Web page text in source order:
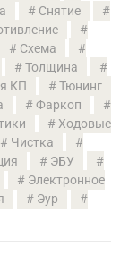
Снятие
Схема
Толщина
КП
Тюнинг
Фаркоп
Ходовые
Чистка
ЭБУ
Электронное
Эур